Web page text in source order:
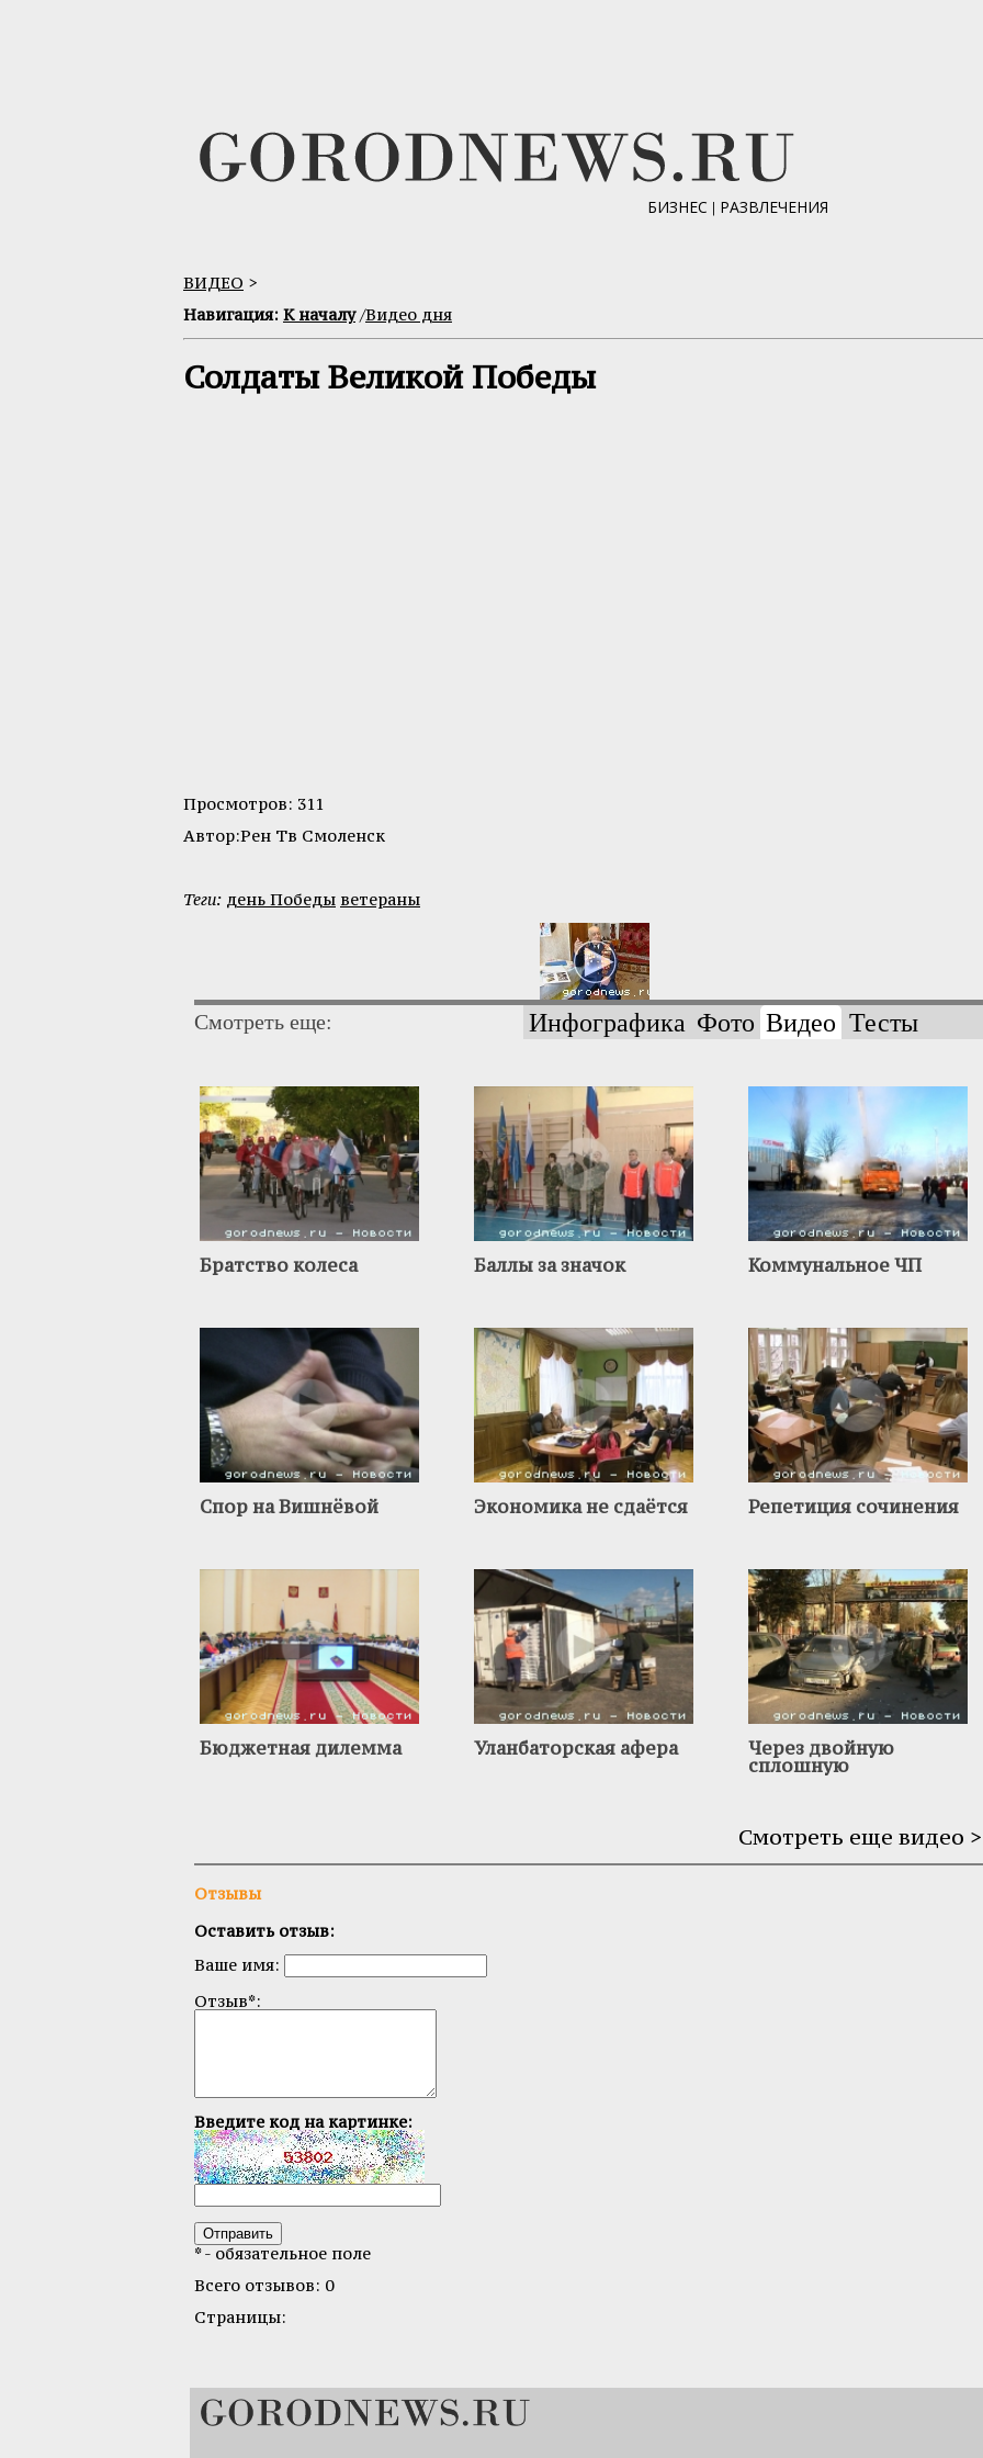
БИЗНЕС | РАЗВЛЕЧЕНИЯ
ВИДЕО >
Навигация: К началу/Видео дня
Солдаты Великой Победы
Просмотров: 311
Автор:Рен Тв Смоленск
Теги: день Победы ветераны
Смотреть еще: Инфографика Фото Видео Тесты
Братство колеса Баллы за значок Коммунальное ЧП
Спор на Вишнёвой Экономика не сдаётся Репетиция сочинения
Бюджетная дилемма Уланбаторская афера Через двойную
сплошную
Смотреть еще видео
Отзывы
Оставить отзыв:
Ваше имя:
Отзыв*:
Введите код на картинке:
* - обязательное поле
Всего отзывов: 0
Страницы: